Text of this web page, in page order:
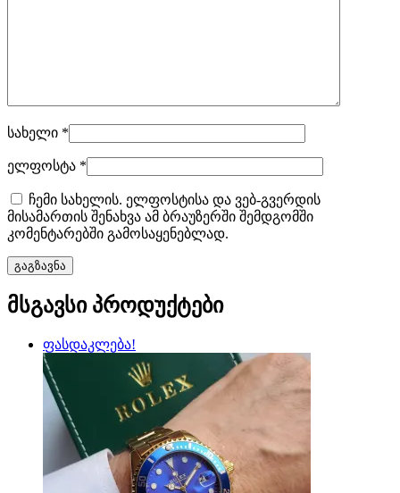
სახელი *
ელფოსტა *
ჩემი სახელის. ელფოსტისა და ვებ-გვერდის
მისამართის შენახვა ამ ბრაუზერში შემდგომში
კომენტარებში გამოსაყენებლად.
მსგავსი პროდუქტები
ფასდაკლება!